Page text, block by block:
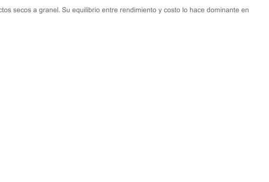
secos a granel. Su equilibrio entre rendimiento y costo lo hace dominante en